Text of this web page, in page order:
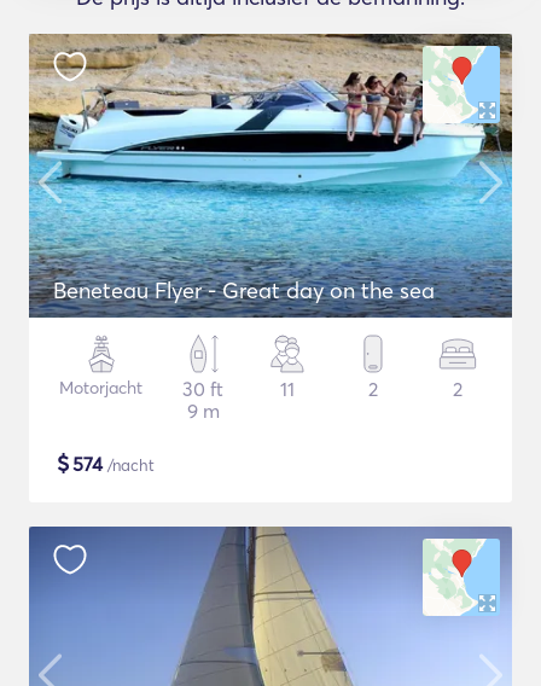
Beneteau Flyer - Great day on the sea
Motorjacht
30 ft
9 m
11 2 2
$574/nacht